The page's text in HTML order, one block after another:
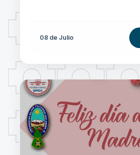
08 de Julio